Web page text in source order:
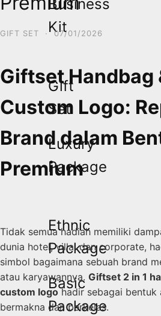
Business
Kit
Gift
Set
Luxury
Package
Ethnic
Package
Basic
Package
GIFT SET · 07/01/2026
Giftset Handbag
Custom Logo:
Brand dalam
Premium
Tidak semua hadiah memiliki
dunia hotel, villa, dan corporate,
simbol bagaimana sebuah brand
atau karyawannya. Giftset 2 in 1
custom logohadir sebagai bentuk
bermakna dan berkelas.